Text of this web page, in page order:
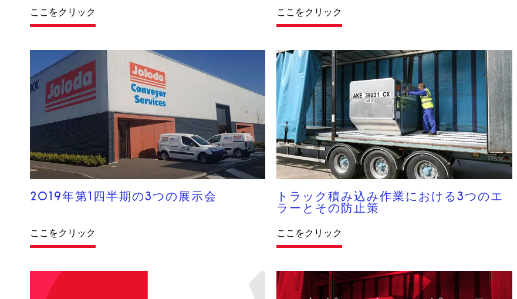
ここをクリック ここをクリック
2019年第1四半期の3つの展示会
ここをクリック
トラック積み込み作業における3つのエ
ラーとその防止策
ここをクリック